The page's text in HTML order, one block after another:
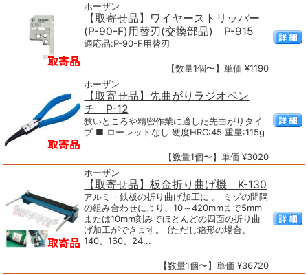
ホーザン
【取寄せ品】ワイヤーストリッパー
(P-90-F)用替刃(交換部品) P-915
適応品:P-90-F用替刃
【数量1個〜】単価 ¥1190
ホーザン
【取寄せ品】先曲がりラジオペン
チ P-12
狭いところや精密作業に適した先曲がりタイ
プ ■ ローレットなし 硬度HRC:45 重量:115g
【数量1個〜】単価 ¥3020
ホーザン
【取寄せ品】板金折り曲げ機 K-130
アルミ・鉄板の折り曲げ加工に 。 ミゾの間隔
の組み合わせにより、10～420mmまで5mm
または10mm刻みでほとんどの四面の折り曲
げ加工ができます。 (ただし箱形の場合、
140、160、24...
【数量1個〜】単価 ¥36720